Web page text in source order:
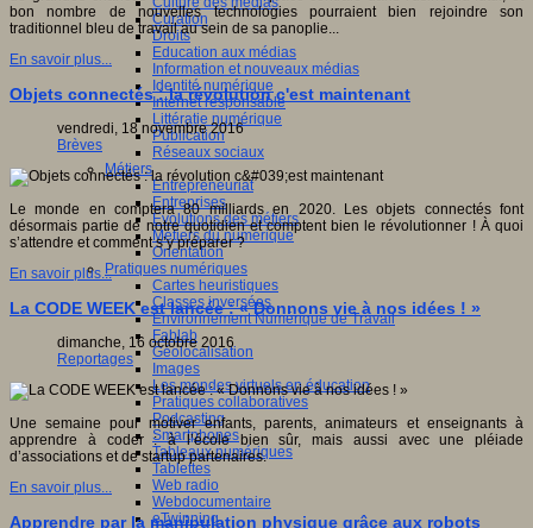
Curation
Droits
Education aux médias
Information et nouveaux médias
Identité numérique
Internet responsable
Littératie numérique
Publication
Réseaux sociaux
Métiers
Entrepreneuriat
Entreprises
Evolutions des métiers
Métiers du numérique
Orientation
Pratiques numériques
Cartes heuristiques
Classes inversées
Environnement Numérique de Travail
Fablab
Géolocalisation
Images
Les mondes virtuels en éducation
Pratiques collaboratives
Podcasting
Smartphones
Tableaux numériques
Tablettes
Web radio
Webdocumentaire
eTwinning
bon nombre de nouvelles technologies pourraient bien rejoindre son
traditionnel bleu de travail au sein de sa panoplie...
En savoir plus...
Objets connectés : la révolution c'est maintenant
vendredi, 18 novembre 2016
Brèves
Le monde en comptera 80 milliards en 2020. Les objets connectés font
désormais partie de notre quotidien et comptent bien le révolutionner ! À quoi
s’attendre et comment s’y préparer ?
En savoir plus...
La CODE WEEK est lancée : « Donnons vie à nos idées ! »
dimanche, 16 octobre 2016
Reportages
Une semaine pour motiver enfants, parents, animateurs et enseignants à
apprendre à coder : à l’école bien sûr, mais aussi avec une pléiade
d’associations et de startup partenaires.
En savoir plus...
Apprendre par la manipulation physique grâce aux robots